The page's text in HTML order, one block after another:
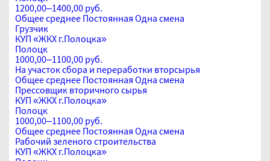
1200,00–1400,00 руб.
Общее среднее Постоянная Одна смена
Грузчик
КУП «ЖКХ г.Полоцка»
Полоцк
1000,00–1100,00 руб.
На участок сбора и переработки вторсырья
Общее среднее Постоянная Одна смена
Прессовщик вторичного сырья
КУП «ЖКХ г.Полоцка»
Полоцк
1000,00–1100,00 руб.
Общее среднее Постоянная Одна смена
Рабочий зеленого строительства
КУП «ЖКХ г.Полоцка»